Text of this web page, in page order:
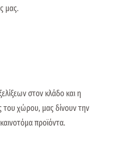
μας.
στον κλάδο και η
του χώρου, μας δίνουν την
προϊόντα.